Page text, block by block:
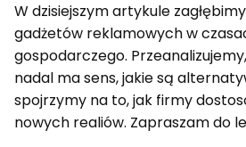
W dzisiejszym artykule
gadżetów reklamowych w
gospodarczego.
nadal ma sens, jakie są
spojrzymy na to, jak firmy
nowych realiów. Zapraszam do